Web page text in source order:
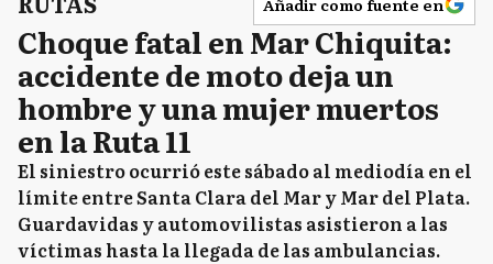
Añadir como fuente en
Choque fatal en Mar Chiquita:
accidente de moto deja un
hombre y una mujer muertos
en la Ruta 11
El siniestro ocurrió este sábado al mediodía en el
límite entre Santa Clara del Mar y Mar del Plata.
Guardavidas y automovilistas asistieron a las
víctimas hasta la llegada de las ambulancias.